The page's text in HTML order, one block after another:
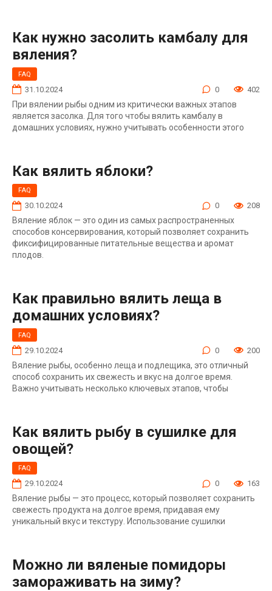
Как нужно засолить камбалу для
вяления?
FAQ
31.10.2024 0 402
При вялении рыбы одним из критически важных этапов
является засолка. Для того чтобы вялить камбалу в
домашних условиях, нужно учитывать особенности этого
Как вялить яблоки?
FAQ
30.10.2024 0 208
Вяление яблок — это один из самых распространенных
способов консервирования, который позволяет сохранить
фиксифицированные питательные вещества и аромат
плодов.
Как правильно вялить леща в
домашних условиях?
FAQ
29.10.2024 0 200
Вяление рыбы, особенно леща и подлещика, это отличный
способ сохранить их свежесть и вкус на долгое время.
Важно учитывать несколько ключевых этапов, чтобы
Как вялить рыбу в сушилке для
овощей?
FAQ
29.10.2024 0 163
Вяление рыбы — это процесс, который позволяет сохранить
свежесть продукта на долгое время, придавая ему
уникальный вкус и текстуру. Использование сушилки
Можно ли вяленые помидоры
замораживать на зиму?